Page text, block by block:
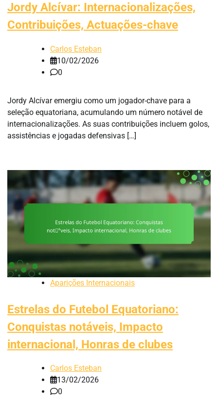
Jordy Alcívar: Internacionalizações,
Contribuições, Actuações-chave
Carlos Esteban
10/02/2026
0
Jordy Alcívar emergiu como um jogador-chave para a
seleção equatoriana, acumulando um número notável de
internacionalizações. As suas contribuições incluem golos,
assistências e jogadas defensivas […]
Aparições Internacionais
Estrelas do Futebol Equatoriano:
Conquistas notáveis, Impacto
internacional, Honras de clubes
Carlos Esteban
13/02/2026
0